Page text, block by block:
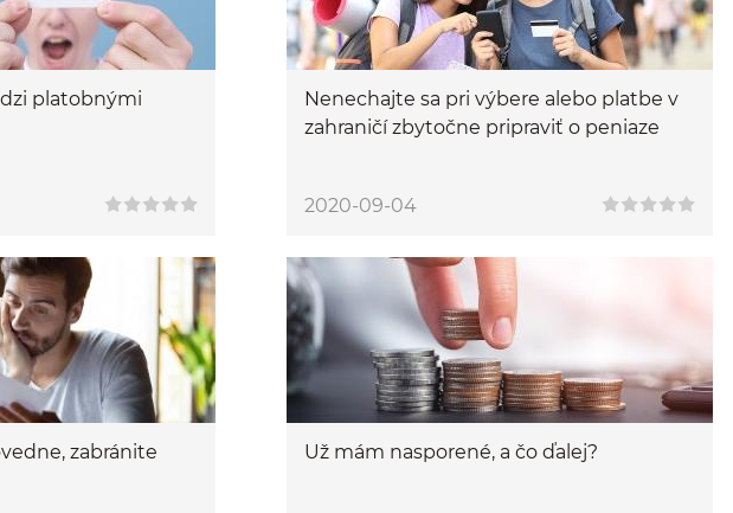
platobnými
Nenechajte sa pri výbere alebo platbe v
zahraničí zbytočne pripraviť o peniaze
2020-09-04
zabránite
Už mám nasporené, a čo ďalej?